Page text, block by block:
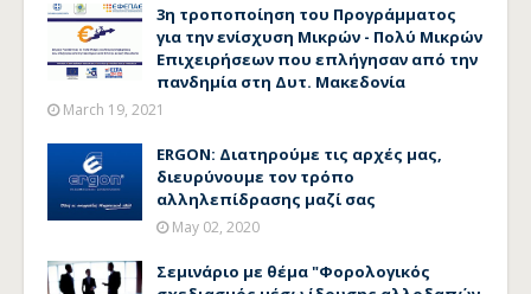
3η τροποποίηση του Προγράμματος
για την ενίσχυση Μικρών - Πολύ Μικρών
Επιχειρήσεων που επλήγησαν από την
πανδημία στη Δυτ. Μακεδονία
March 19, 2021
ERGON: Διατηρούμε τις αρχές μας,
διευρύνουμε τον τρόπο
αλληλεπίδρασης μαζί σας
May 02, 2020
Σεμινάριο με θέμα "Φορολογικός